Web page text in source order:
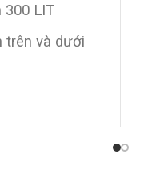
300 LIT
trên và dưới